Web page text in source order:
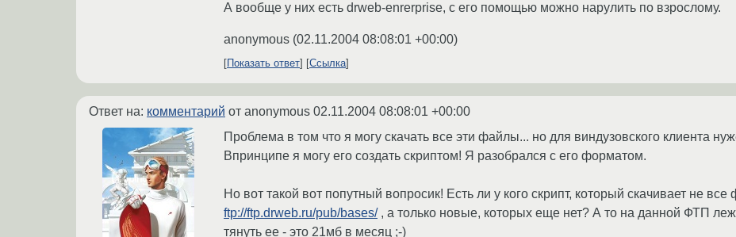
А вообще у них есть drweb-enrerprise, с его помощью можно нарулить по взрослому.
anonymous (02.11.2004 08:08:01 +00:00)
Показать ответ Ссылка
Ответ на: комментарий от anonymous 02.11.2004 08:08:01 +00:00
Проблема в том что я могу скачать все эти файлы... но для виндузовского клиента
Впринципе я могу его создать скриптом! Я разобрался с его форматом.
Но вот такой вот попутный вопросик! Есть ли у кого скрипт, который скачивает не
ftp://ftp.drweb.ru/pub/bases/, а только новые, которых еще нет? А то на данной ФТП
тянуть ее - это 21мб в месяц ;-)